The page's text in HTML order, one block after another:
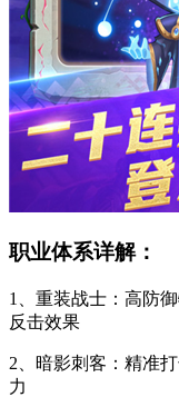
职业体系详解：
1、重装战士：高防
反击效果
2、暗影刺客：精准
力